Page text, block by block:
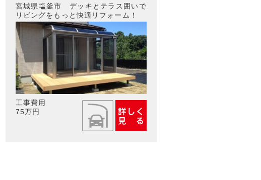
宮城県塩釜市 デッキとテラス囲いで
リビングをもっと快適リフォーム！
工事費用
75万円